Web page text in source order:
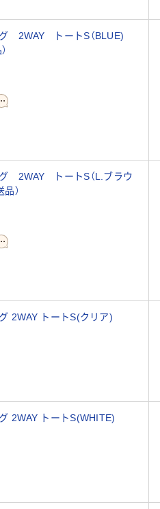
2WAY トートS（BLUE)
2WAY トートS（L.ブラウ
）
2WAY トートS(クリア)
2WAY トートS(WHITE)